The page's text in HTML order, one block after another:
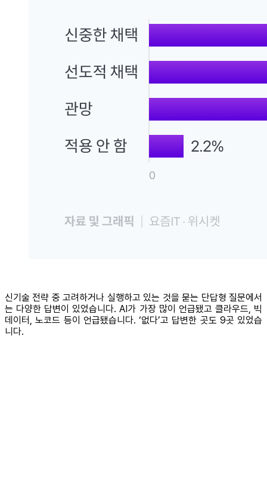
신기술 전략 중 고려하거나 실행하고 있는 것을 묻는 단답형 질문에서
는 다양한 답변이 있었습니다. AI가 가장 많이 언급됐고 클라우드, 빅
데이터, 노코드 등이 언급됐습니다. ‘없다’고 답변한 곳도 9곳 있었습
니다.